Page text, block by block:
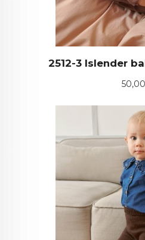
2512-3 Islender
Pris
50,00